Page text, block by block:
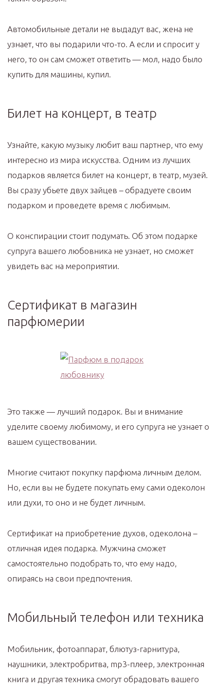
Автомобильные детали не выдадут вас, жена не
узнает, что вы подарили что-то. А если и спросит у
него, то он сам сможет ответить — мол, надо было
купить для машины, купил.
Билет на концерт, в театр
Узнайте, какую музыку любит ваш партнер, что ему
интересно из мира искусства. Одним из лучших
подарков является билет на концерт, в театр, музей.
Вы сразу убьете двух зайцев – обрадуете своим
подарком и проведете время с любимым.
О конспирации стоит подумать. Об этом подарке
супруга вашего любовника не узнает, но сможет
увидеть вас на мероприятии.
Сертификат в магазин
парфюмерии
Это также — лучший подарок. Вы и внимание
уделите своему любимому, и его супруга не узнает о
вашем существовании.
Многие считают покупку парфюма личным делом.
Но, если вы не будете покупать ему сами одеколон
или духи, то оно и не будет личным.
Сертификат на приобретение духов, одеколона –
отличная идея подарка. Мужчина сможет
самостоятельно подобрать то, что ему надо,
опираясь на свои предпочтения.
Мобильный телефон или техника
Мобильник, фотоаппарат, блютуз-гарнитура,
наушники, электробритва, mp3-плеер, электронная
книга и другая техника смогут обрадовать вашего